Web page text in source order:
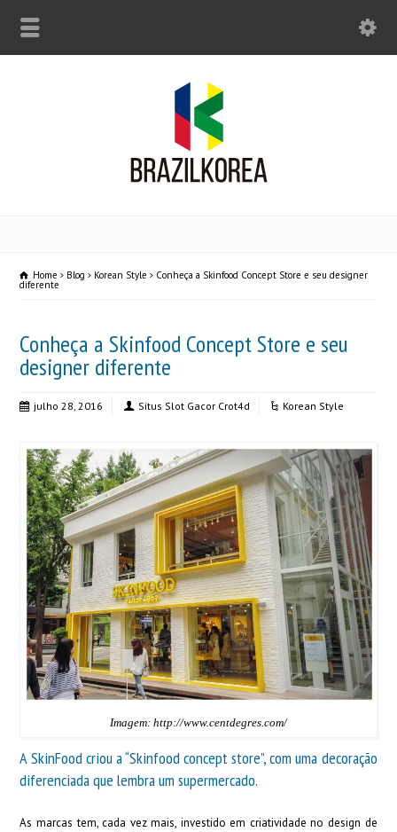
Home Blog Korean Style Conheça a Skinfood Concept Store e seu designer
diferente
Conheça a Skinfood Concept Store e seu
designer diferente
julho 28, 2016 Situs Slot Gacor Crot4d Korean Style
Imagem: http://www.centdegres.com/
A SkinFood criou a “Skinfood concept store”, com uma decoração
diferenciada que lembra um supermercado.
As marcas tem, cada vez mais, investido em criatividade no design de